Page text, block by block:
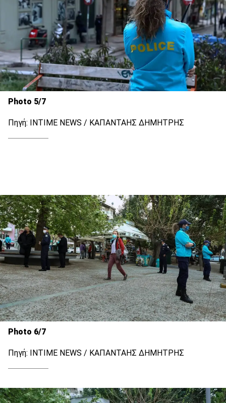
Photo 5/7
Πηγή: INTIME NEWS / ΚΑΠΑΝΤΑΗΣ ΔΗΜΗΤΡΗΣ
Photo 6/7
Πηγή: INTIME NEWS / ΚΑΠΑΝΤΑΗΣ ΔΗΜΗΤΡΗΣ